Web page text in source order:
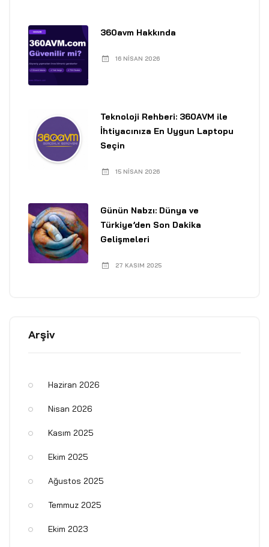
360avm Hakkında
16 NISAN 2026
Teknoloji Rehberi: 360AVM ile
İhtiyacınıza En Uygun Laptopu
Seçin
15 NISAN 2026
Günün Nabzı: Dünya ve
Türkiye’den Son Dakika
Gelişmeleri
27 KASIM 2025
Arşiv
Haziran 2026
Nisan 2026
Kasım 2025
Ekim 2025
Ağustos 2025
Temmuz 2025
Ekim 2023